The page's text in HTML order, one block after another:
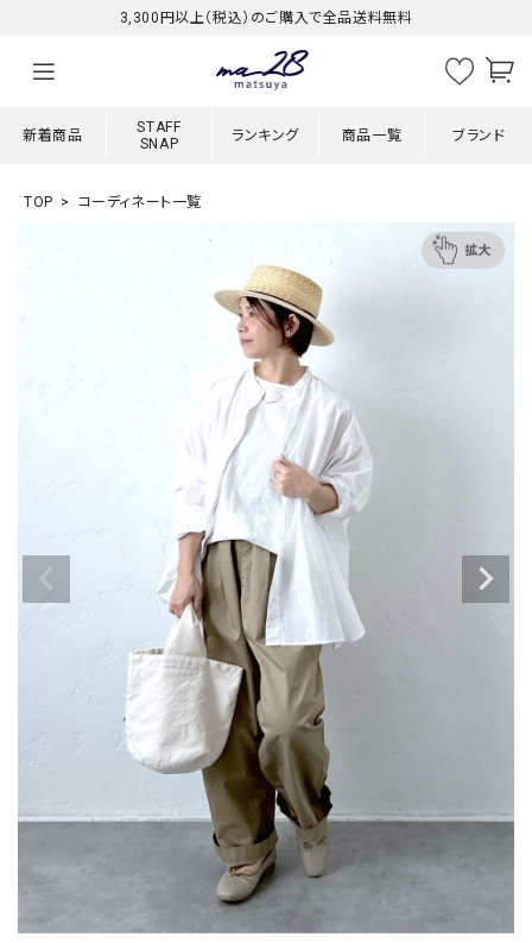
3,300円以上（税込）のご購入で全品送料無料
新着商品
STAFF
SNAP
ランキング 商品一覧 ブランド
TOP コーディネート一覧